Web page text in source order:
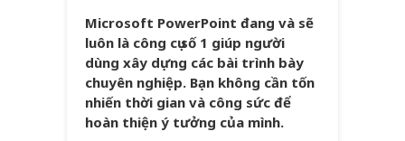
Microsoft PowerPoint đang và sẽ
luôn là công cụ số 1 giúp người
dùng xây dựng các bài trình bày
chuyên nghiệp. Bạn không cần tốn
nhiến thời gian và công sức để
hoàn thiện ý tưởng của mình.